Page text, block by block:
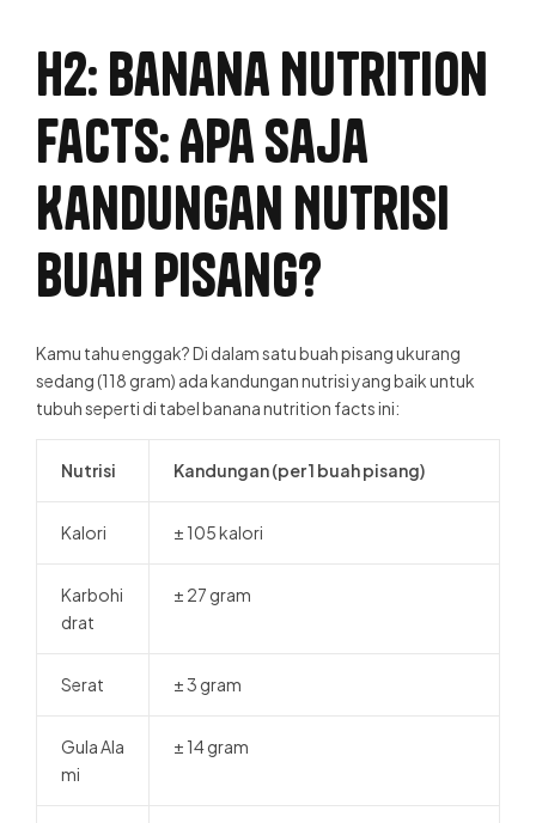
H2: Banana Nutrition
Facts: Apa Saja
Kandungan Nutrisi
Buah Pisang?
Kamu tahu enggak? Di dalam satu buah pisang ukurang
sedang (118 gram) ada kandungan nutrisi yang baik untuk
tubuh seperti di tabel banana nutrition facts ini:
Nutrisi Kandungan (per 1 buah pisang)
Kalori ± 105 kalori
Karbohi
drat
± 27 gram
Serat ± 3 gram
Gula Ala
mi
± 14 gram